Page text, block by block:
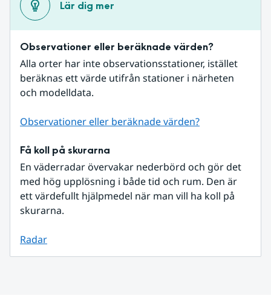
Lär dig mer
Observationer eller beräknade värden?
Alla orter har inte observationsstationer, istället
beräknas ett värde utifrån stationer i närheten
och modelldata.
Observationer eller beräknade värden?
Få koll på skurarna
En väderradar övervakar nederbörd och gör det
med hög upplösning i både tid och rum. Den är
ett värdefullt hjälpmedel när man vill ha koll på
skurarna.
Radar